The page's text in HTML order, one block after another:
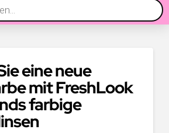
eine neue
mit FreshLook
farbige